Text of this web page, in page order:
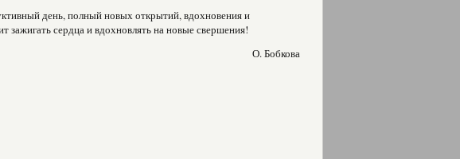
день, полный новых открытий, вдохновения и
сердца и вдохновлять на новые свершения!
О. Бобкова